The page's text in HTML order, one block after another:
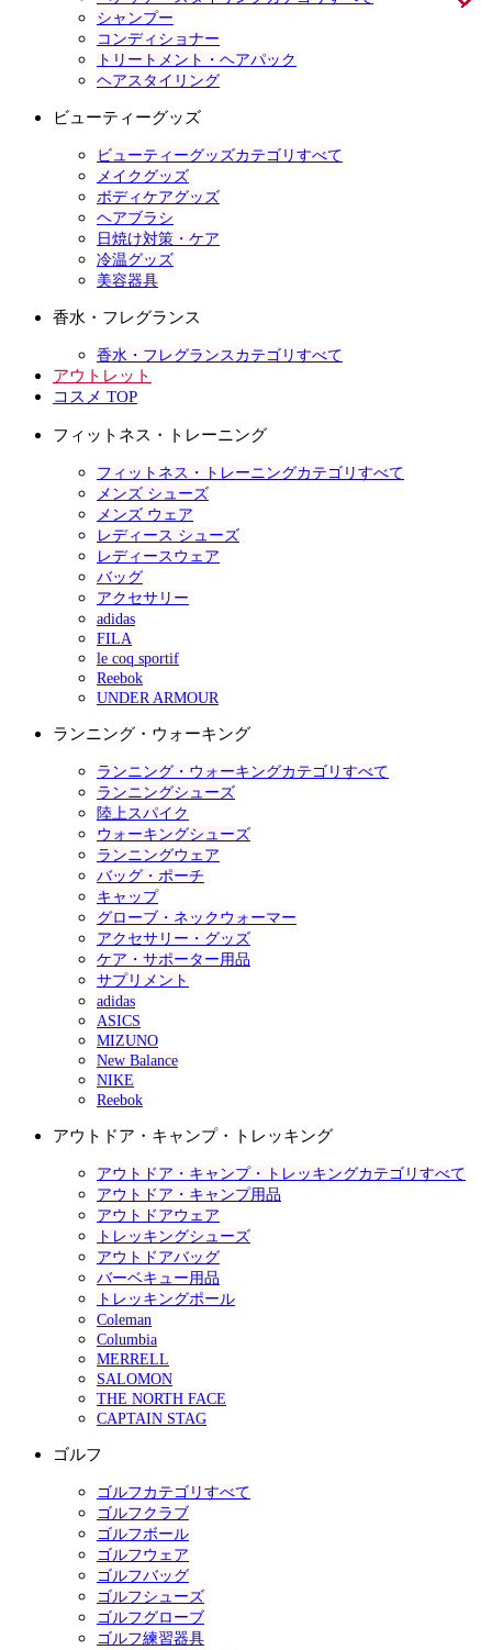
シャンプー
コンディショナー
トリートメント・ヘアパック
ヘアスタイリング
ビューティーグッズ
ビューティーグッズカテゴリすべて
メイクグッズ
ボディケアグッズ
ヘアブラシ
日焼け対策・ケア
冷温グッズ
美容器具
香水・フレグランス
香水・フレグランスカテゴリすべて
アウトレット
コスメ TOP
フィットネス・トレーニング
フィットネス・トレーニングカテゴリすべて
メンズ シューズ
メンズ ウェア
レディース シューズ
レディースウェア
バッグ
アクセサリー
adidas
FILA
le coq sportif
Reebok
UNDER ARMOUR
ランニング・ウォーキング
ランニング・ウォーキングカテゴリすべて
ランニングシューズ
陸上スパイク
ウォーキングシューズ
ランニングウェア
バッグ・ポーチ
キャップ
グローブ・ネックウォーマー
アクセサリー・グッズ
ケア・サポーター用品
サプリメント
adidas
ASICS
MIZUNO
New Balance
NIKE
Reebok
アウトドア・キャンプ・トレッキング
アウトドア・キャンプ・トレッキングカテゴリすべて
アウトドア・キャンプ用品
アウトドアウェア
トレッキングシューズ
アウトドアバッグ
バーベキュー用品
トレッキングポール
Coleman
Columbia
MERRELL
SALOMON
THE NORTH FACE
CAPTAIN STAG
ゴルフ
ゴルフカテゴリすべて
ゴルフクラブ
ゴルフボール
ゴルフウェア
ゴルフバッグ
ゴルフシューズ
ゴルフグローブ
ゴルフ練習器具